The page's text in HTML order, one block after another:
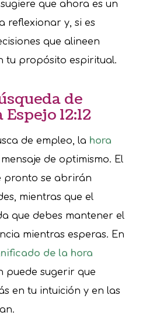
sugiere que ahora es un
reflexionar y, si es
que alineen
tu propósito espiritual.
de
12:12
de empleo, la hora
de optimismo. El
pronto se abrirán
mientras que el
que debes mantener el
mientras esperas. En
de la hora
puede sugerir que
en tu intuición y en las